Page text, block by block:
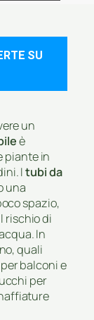
SU
un
è
piante in
Itubi da
una
spazio,
rischio di
In
quali
balconi e
per